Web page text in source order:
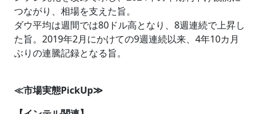
つながり、相場を支えた旨。
ダウ平均は週間では80ドル高となり、8週連続で上昇し
た旨。2019年2月にかけての9週連続以来、4年10カ月
ぶりの連騰記録となる旨。
≪市場実態PickUp≫